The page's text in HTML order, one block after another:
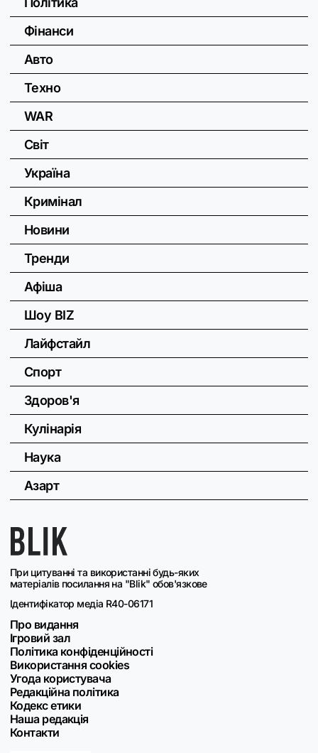
При цитуванні та використанні будь-яких
матеріалів посилання на "Blik" обов'язкове
Ідентифікатор медіа R40-06171
Про видання
Ігровий зал
Політика конфіденційності
Використання cookies
Угода користувача
Редакційна політика
Кодекс етики
Наша редакція
Контакти
Фінанси
Авто
Техно
WAR
Світ
Україна
Кримінал
Новини
Тренди
Афіша
Шоу BIZ
Лайфстайл
Спорт
Здоров'я
Кулінарія
Наука
Азарт